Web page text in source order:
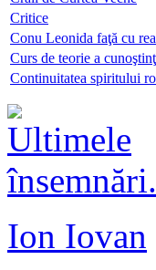
Critice
Conu Leonida faţă cu
Curs de teorie a
Continuitatea spiritului
Ion Iovan